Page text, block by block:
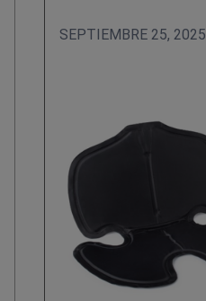
SEPTIEMBRE 25, 2025